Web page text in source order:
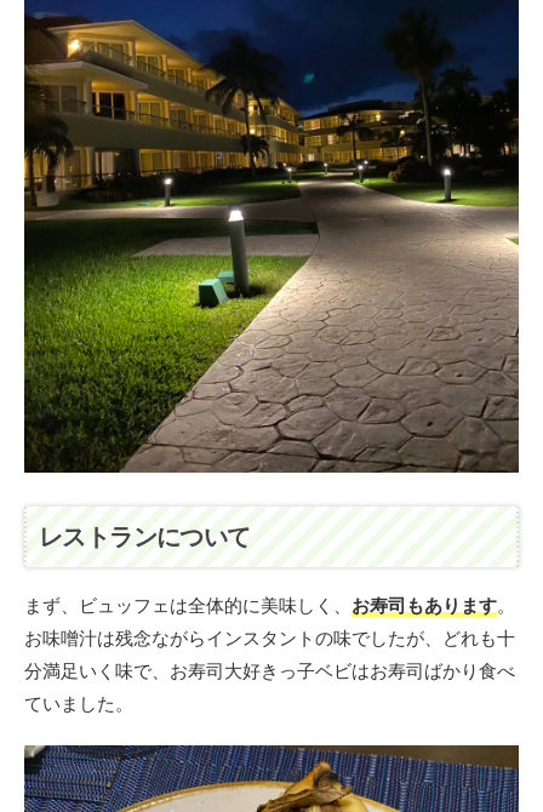
レストランについて
まず、ビュッフェは全体的に美味しく、 お寿司もあります。
お味噌汁は残念ながらインスタントの味でしたが、どれも十
分満足いく味で、お寿司大好きっ子ベビはお寿司ばかり食べ
ていました。